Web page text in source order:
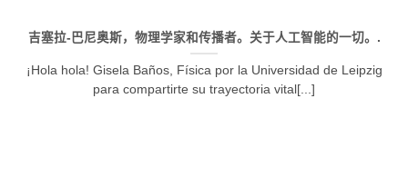
吉塞拉-巴尼奥斯，物理学家和传播者。关于人工智能的一切。.
¡Hola hola! Gisela Baños, Física por la Universidad de Leipzig
para compartirte su trayectoria vital[...]